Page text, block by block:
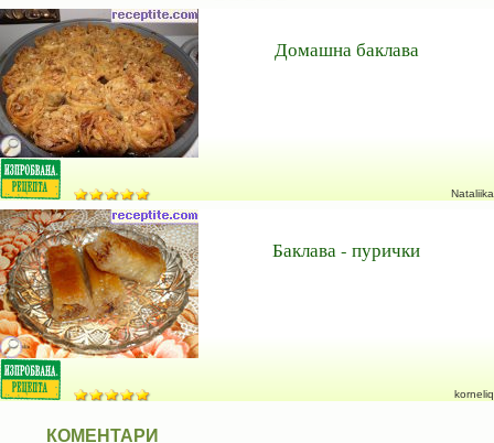
Домашна баклава
Nataliika
Баклава - пурички
korneliq
КОМЕНТАРИ